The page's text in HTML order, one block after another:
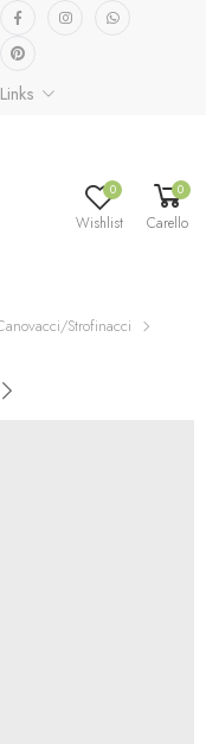
speciale già
Links
0
Wishlist
0
Carello
Strofinacci